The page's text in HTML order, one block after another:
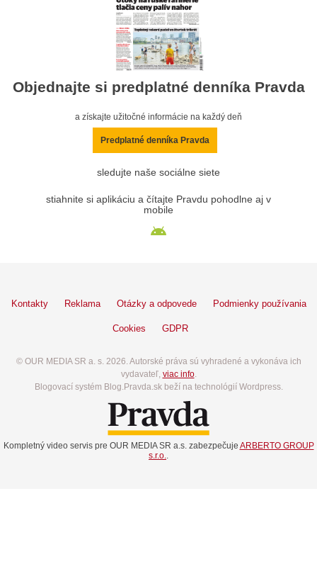
Objednajte si predplatné denníka Pravda
a získajte užitočné informácie na každý deň
Predplatné denníka Pravda
sledujte naše sociálne siete
stiahnite si aplikáciu a čítajte Pravdu pohodlne aj v
mobile
Kontakty Reklama Otázky a odpovede Podmienky používania
Cookies GDPR
© OUR MEDIA SR a. s. 2026. Autorské práva sú vyhradené a vykonáva ich
vydavateľ, viac info.
Blogovací systém Blog.Pravda.sk beží na technológií Wordpress.
Kompletný video servis pre OUR MEDIA SR a.s. zabezpečuje ARBERTO GROUP
s.r.o..